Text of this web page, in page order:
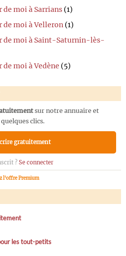
de moi à Sarrians (1)
de moi à Velleron (1)
de moi à Saint-Saturnin-lès-
moi à Vedène (5)
sur notre annuaire et
clics.
gratuitement
? Se connecter
l'offre Premium
les tout-petits